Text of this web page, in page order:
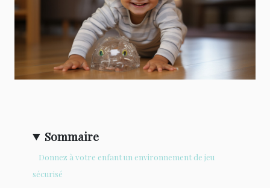
Sommaire
Donnez à votre enfant un environnement de jeu
sécurisé